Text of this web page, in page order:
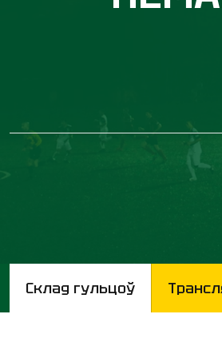
Склад гульцоў